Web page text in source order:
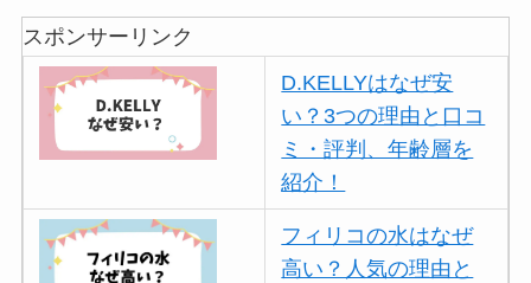
スポンサーリンク
D.KELLYはなぜ安
い？3つの理由と口コ
ミ・評判、年齢層を
紹介！
フィリコの水はなぜ
高い？人気の理由と